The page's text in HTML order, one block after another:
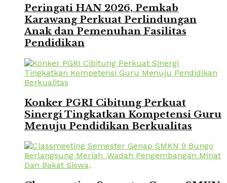
Peringati HAN 2026, Pemkab
Karawang Perkuat Perlindungan
Anak dan Pemenuhan Fasilitas
Pendidikan
Konker PGRI Cibitung Perkuat
Sinergi Tingkatkan Kompetensi Guru
Menuju Pendidikan Berkualitas